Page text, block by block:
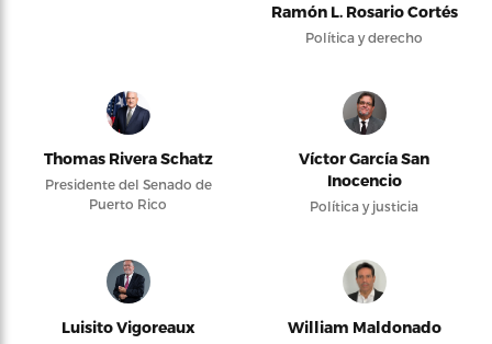
Ramón L. Rosario Cortés
Política y derecho
Thomas Rivera Schatz
Presidente del Senado de
Puerto Rico
Víctor García San
Inocencio
Política y justicia
Luisito Vigoreaux William Maldonado